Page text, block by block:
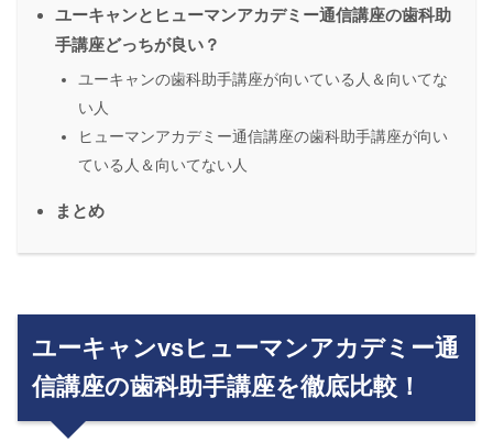
ユーキャンとヒューマンアカデミー通信講座の歯科助
手講座どっちが良い？
ユーキャンの歯科助手講座が向いている人＆向いてな
い人
ヒューマンアカデミー通信講座の歯科助手講座が向い
ている人＆向いてない人
まとめ
ユーキャンvsヒューマンアカデミー通
信講座の歯科助手講座を徹底比較！